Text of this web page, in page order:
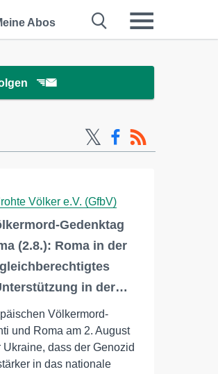
Abos
Völker e.V. (GfbV)
Gedenktag
(2.8.): Roma in der
in der…
Völkermord-
und Roma am 2. August
dass der Genozid
in das nationale